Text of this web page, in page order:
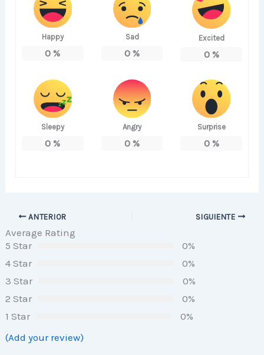
Happy
0 %
Sad
0 %
Excited
0%
Sleepy
0 %
Angry
0 %
Surprise
0%
ANTERIOR SIGUIENTE
Average Rating
5 Star
0%
4 Star
0%
3 Star
0%
2 Star
0%
1 Star
0%
(Add your review)